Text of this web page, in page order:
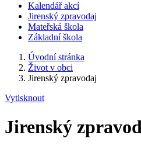
Kalendář akcí
Jirenský zpravodaj
Mateřská škola
Základní škola
Úvodní stránka
Život v obci
Jirenský zpravodaj
Vytisknout
Jirenský